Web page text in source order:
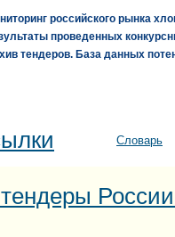
российского рынка
проведенных
тендеров. База данных
Словарь